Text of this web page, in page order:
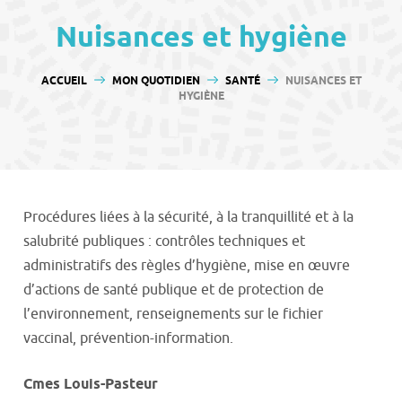
Nuisances et hygiène
VOUS ÊTES ICI :
ACCUEIL MON QUOTIDIEN SANTÉ
NUISANCES ET
HYGIÈNE
Procédures liées à la sécurité, à la tranquillité et à la
salubrité publiques : contrôles techniques et
administratifs des règles d’hygiène, mise en œuvre
d’actions de santé publique et de protection de
l’environnement, renseignements sur le fichier
vaccinal, prévention-information.
Cmes Louis-Pasteur